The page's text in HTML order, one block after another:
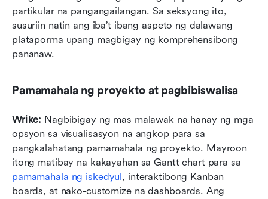
partikular na pangangailangan. Sa seksyong ito,
susuriin natin ang iba’t ibang aspeto ng dalawang
plataporma upang magbigay ng komprehensibong
pananaw.
Pamamahala ng proyekto at pagbibiswalisa
Wrike: Nagbibigay ng mas malawak na hanay ng mga
opsyon sa visualisasyon na angkop para sa
pangkalahatang pamamahala ng proyekto. Mayroon
pamamahala ng iskedyul , interaktibong Kanban
boards, at nako-customize na dashboards. Ang